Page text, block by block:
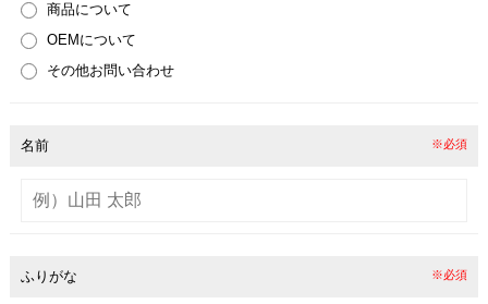
商品について
OEMについて
その他お問い合わせ
名前 ※必須
ふりがな ※必須